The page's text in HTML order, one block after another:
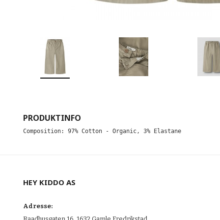
PRODUKTINFO
Composition: 97% Cotton - Organic, 3% Elastane
HEY KIDDO AS
Adresse: